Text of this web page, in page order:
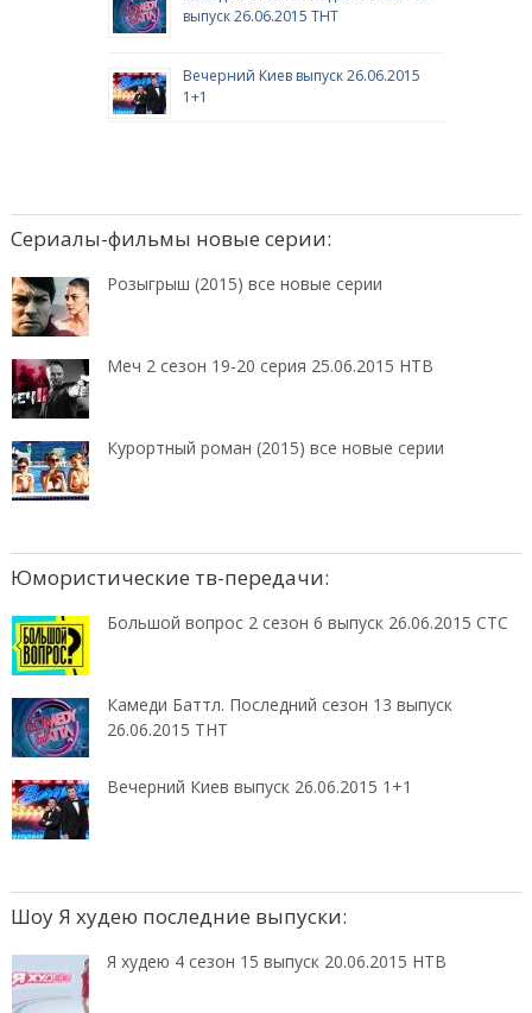
выпуск 26.06.2015 ТНТ
Вечерний Киев выпуск 26.06.2015
1+1
Сериалы-фильмы новые серии:
Розыгрыш (2015) все новые серии
Меч 2 сезон 19-20 серия 25.06.2015 НТВ
Курортный роман (2015) все новые серии
Юмористические тв-передачи:
Большой вопрос 2 сезон 6 выпуск 26.06.2015 СТС
Камеди Баттл. Последний сезон 13 выпуск
26.06.2015 ТНТ
Вечерний Киев выпуск 26.06.2015 1+1
Шоу Я худею последние выпуски:
Я худею 4 сезон 15 выпуск 20.06.2015 НТВ